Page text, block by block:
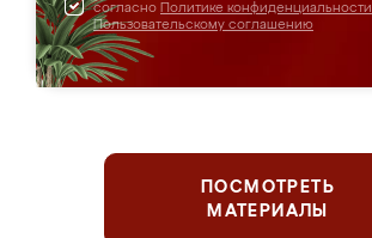
согласно Политике конфиденциальности
Пользовательскому соглашению
ПОСМОТРЕТЬ
МАТЕРИАЛЫ